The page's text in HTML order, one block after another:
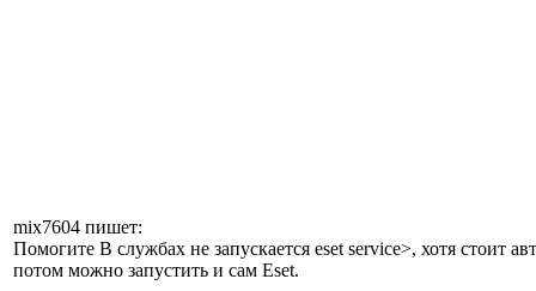
mix7604 пишет:
Помогите В службах не запускается eset service>, хотя стоит
потом можно запустить и сам Eset.